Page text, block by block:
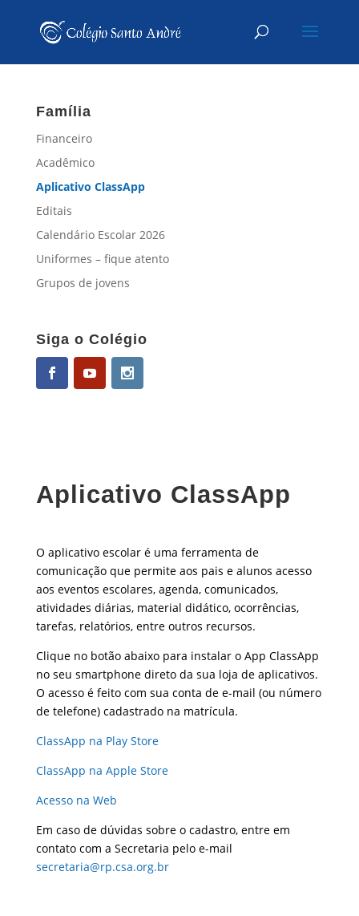
Família
Financeiro
Acadêmico
Aplicativo ClassApp
Editais
Calendário Escolar 2026
Uniformes – fique atento
Grupos de jovens
Siga o Colégio
Aplicativo ClassApp
O aplicativo escolar é uma ferramenta de
comunicação que permite aos pais e alunos acesso
aos eventos escolares, agenda, comunicados,
atividades diárias, material didático, ocorrências,
tarefas, relatórios, entre outros recursos.
Clique no botão abaixo para instalar o App ClassApp
no seu smartphone direto da sua loja de aplicativos.
O acesso é feito com sua conta de e-mail (ou número
de telefone) cadastrado na matrícula.
ClassApp na Play Store
ClassApp na Apple Store
Acesso na Web
Em caso de dúvidas sobre o cadastro, entre em
contato com a Secretaria pelo e-mail
secretaria@rp.csa.org.br